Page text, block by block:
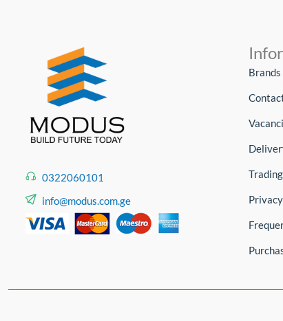
0322060101
info@modus.com.ge
Brands